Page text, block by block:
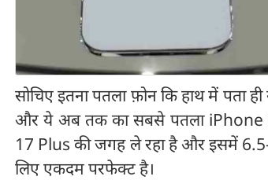
सोचिए इतना पतला फ़ोन कि हाथ में पता
और ये अब तक का सबसे पतला iPhone
17 Plus की जगह ले रहा है और इसमें
लिए एकदम परफेक्ट है।